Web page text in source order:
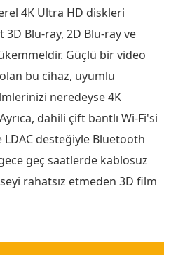
4K Ultra HD diskleri
Blu-ray, 2D Blu-ray ve
Güçlü bir video
bu cihaz, uyumlu
neredeyse 4K
dahili çift bantlı Wi-Fi'si
LDAC desteğiyle Bluetooth
geç saatlerde kablosuz
rahatsız etmeden 3D film